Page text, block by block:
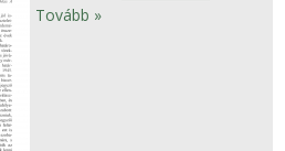
Tovább »